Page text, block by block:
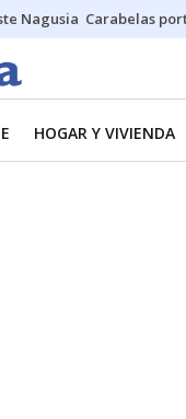
Nagusia Carabelas
HOGAR Y VIVIENDA